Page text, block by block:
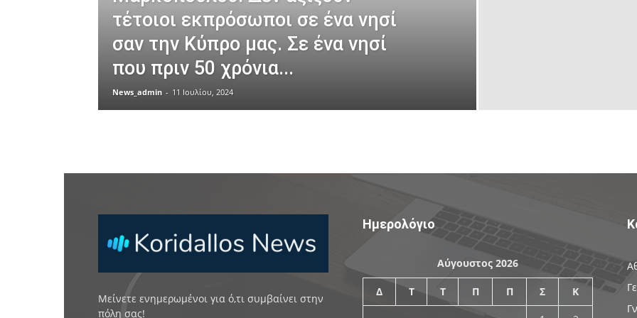
τέτοιοι εκπρόσωποι σε ένα νησί
σαν την Κύπρο μας. Σε ένα νησί
που πριν 50 χρόνια...
News_admin - 11 Ιουλίου, 2024
Μείνετε ενημερωμένοι για ό,τι συμβαίνει στην
πόλη σας!
Ημερολόγιο
Αύγουστος 2026
Δ Τ Τ Π Π Σ Κ